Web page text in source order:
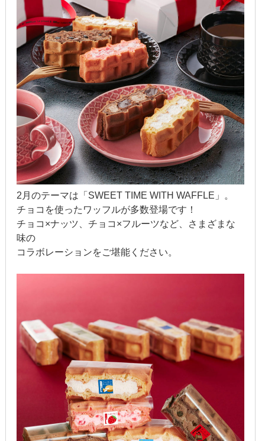
2018年1月
2017年12月
2017年11月
2017年10月
2017年9月
2017年8月
2017年7月
2017年6月
2017年5月
2017年4月
2017年3月
2017年1月
2016年12月
2016年11月
2016年10月
2016年9月
2月のテーマは「SWEET TIME WITH WAFFLE」。
チョコを使ったワッフルが多数登場です！
チョコ×ナッツ、チョコ×フルーツなど、さまざまな
味の
コラボレーションをご堪能ください。